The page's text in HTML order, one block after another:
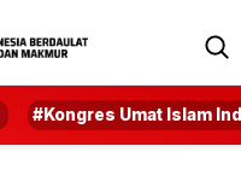
#Kongres Umat Islam